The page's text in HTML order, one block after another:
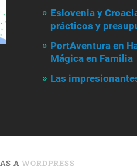
Eslovenia y
prácticos y
PortAventura en
Mágica en Familia
Las
AWORDPRESS